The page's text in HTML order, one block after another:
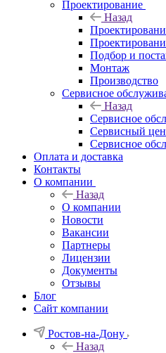
Проектирование
Назад
Подбор и
Монтаж
Производство
Сервисное
Назад
Сервисное
Сервисный
Сервисное
Оплата и доставка
Контакты
О компании
Назад
О компании
Новости
Вакансии
Партнеры
Лицензии
Документы
Отзывы
Блог
Сайт компании
Ростов-на-Дону
Назад